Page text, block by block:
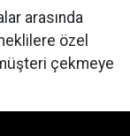
arasında
özel
çekmeye